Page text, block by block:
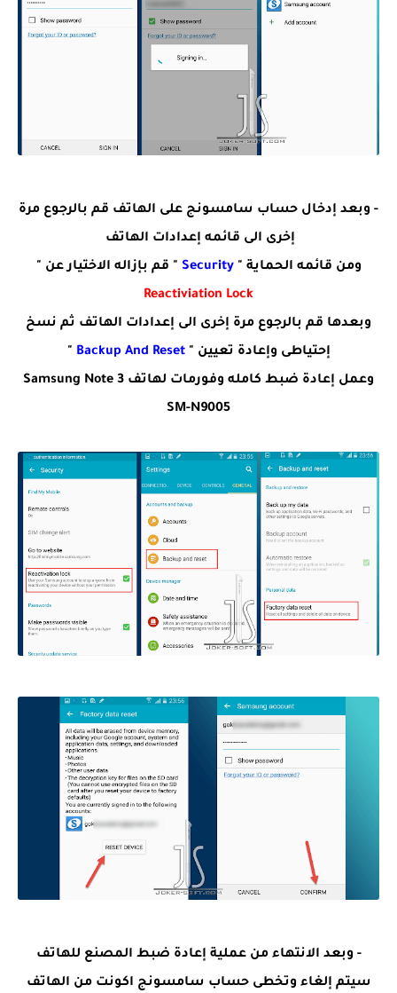
- وبعد إدخال حساب سامسونج على الهاتف قم بالرجوع مرة
إخرى الى قائمه إعدادات الهاتف
ومن قائمه الحماية "Security " قم بإزاله الاختيار عن "
Reactiviation Lock
وبعدها قم بالرجوع مرة إخرى الى إعدادات الهاتف ثم نسخ
إحتياطى وإعادة تعيين "Backup And Reset
"
وعمل إعادة ضبط كامله وفورمات لهاتف Samsung Note 3
SM-N9005
- وبعد الانتهاء من عملية إعادة ضبط المصنع للهاتف
سيتم إلغاء وتخطى حساب سامسونج اكونت من الهاتف